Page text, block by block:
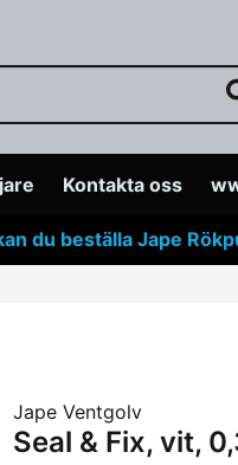
Kontakta oss
du beställa Jape
Jape Ventgolv
Seal & Fix, vit,